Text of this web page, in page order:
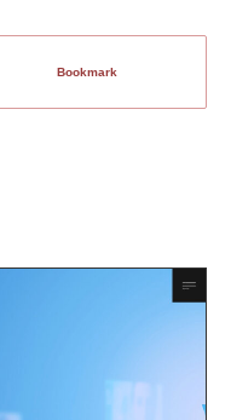
Bookmark